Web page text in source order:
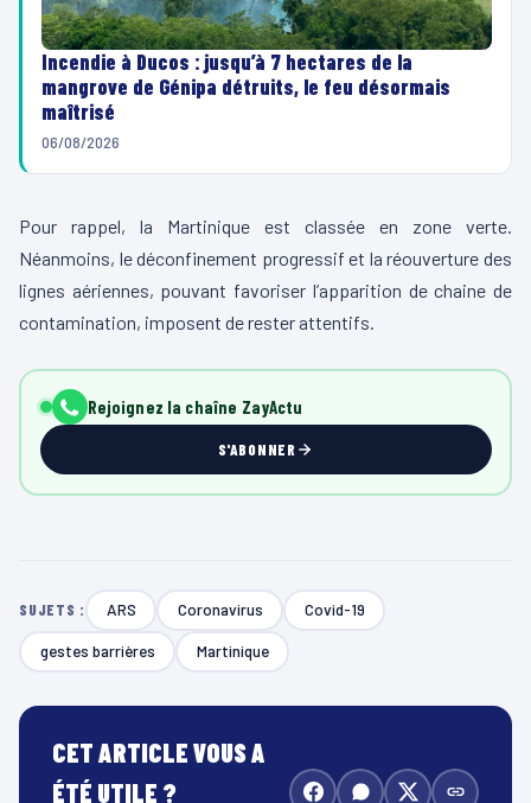
Incendie à Ducos : jusqu’à 7 hectares de la
mangrove de Génipa détruits, le feu désormais
maîtrisé
06/08/2026
Pour rappel, la Martinique est classée en zone verte.
Néanmoins, le déconfinement progressif et la réouverture des
lignes aériennes, pouvant favoriser l’apparition de chaine de
contamination, imposent de rester attentifs.
Rejoignez la chaîne ZayActu
S'ABONNER
SUJETS : ARS Coronavirus Covid-19
gestes barrières Martinique
CET ARTICLE VOUS A
ÉTÉ UTILE ?